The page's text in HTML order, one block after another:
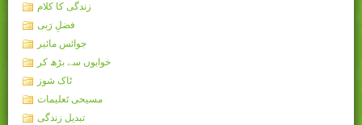
زندگی کا کلام
فضلِ رَبی
جوائس مائیر
خوابوں سے بڑھ کر
ٹاک شوز
مسیحی تَعلیمات
تبدیل زندگی